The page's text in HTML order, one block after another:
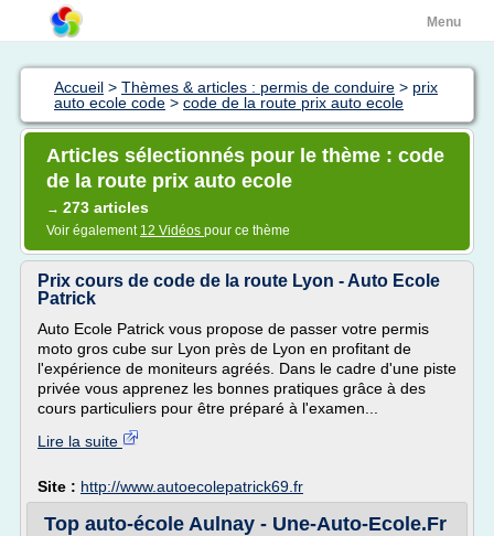
Menu
Accueil > Thèmes & articles : permis de conduire > prix
auto ecole code > code de la route prix auto ecole
Articles sélectionnés pour le thème : code
de la route prix auto ecole
→ 273 articles
Voir également 12 Vidéos pour ce thème
Prix cours de code de la route Lyon - Auto Ecole
Patrick
Auto Ecole Patrick vous propose de passer votre permis
moto gros cube sur Lyon près de Lyon en profitant de
l'expérience de moniteurs agréés. Dans le cadre d'une piste
privée vous apprenez les bonnes pratiques grâce à des
cours particuliers pour être préparé à l'examen...
Lire la suite
Site : http://www.autoecolepatrick69.fr
Top auto-école Aulnay - Une-Auto-Ecole.Fr